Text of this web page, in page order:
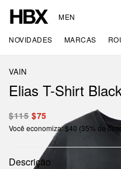
MEN
NOVIDADES MARCAS
VAIN
Elias T-Shirt
$115 $75
Você economiza: $40 (35% de
Descrição